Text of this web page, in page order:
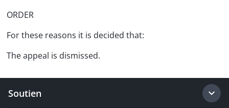
ORDER
For these reasons it is decided that:
The appeal is dismissed.
Soutien